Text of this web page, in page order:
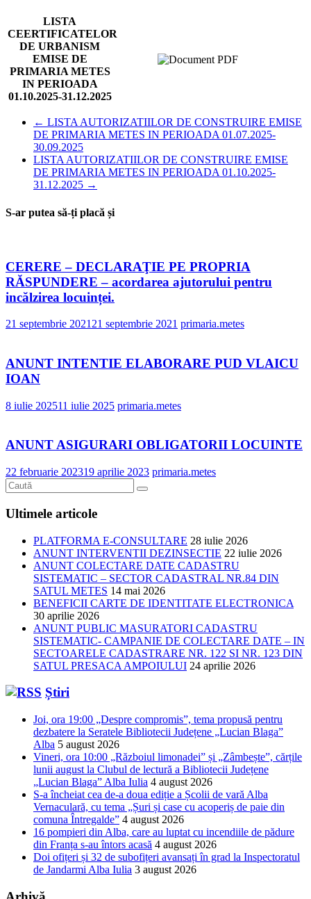
LISTA
CEERTIFICATELOR
DE URBANISM
EMISE DE
PRIMARIA METES
IN PERIOADA
01.10.2025-31.12.2025
← LISTA AUTORIZATIILOR DE CONSTRUIRE EMISE
DE PRIMARIA METES IN PERIOADA 01.07.2025-
30.09.2025
LISTA AUTORIZATIILOR DE CONSTRUIRE EMISE
DE PRIMARIA METES IN PERIOADA 01.10.2025-
31.12.2025 →
S-ar putea să-ți placă și
CERERE – DECLARAŢIE PE PROPRIA
RĂSPUNDERE – acordarea ajutorului pentru
incălzirea locuinței.
21 septembrie 2021 21 septembrie 2021 primaria.metes
ANUNT INTENTIE ELABORARE PUD VLAICU
IOAN
8 iulie 202511 iulie 2025 primaria.metes
ANUNT ASIGURARI OBLIGATORII LOCUINTE
22 februarie 202319 aprilie 2023 primaria.metes
Ultimele articole
PLATFORMA E-CONSULTARE 28 iulie 2026
ANUNT INTERVENTII DEZINSECTIE 22 iulie 2026
ANUNT COLECTARE DATE CADASTRU
SISTEMATIC – SECTOR CADASTRAL NR.84 DIN
SATUL METES 14 mai 2026
BENEFICII CARTE DE IDENTITATE ELECTRONICA
30 aprilie 2026
ANUNT PUBLIC MASURATORI CADASTRU
SISTEMATIC- CAMPANIE DE COLECTARE DATE – IN
SECTOARELE CADASTRARE NR. 122 SI NR. 123 DIN
SATUL PRESACA AMPOIULUI 24 aprilie 2026
Știri
Joi, ora 19:00 „Despre compromis”, tema propusă pentru
dezbatere la Seratele Bibliotecii Județene „Lucian Blaga”
Alba 5 august 2026
Vineri, ora 10:00 „Războiul limonadei” și „Zâmbește”, cărțile
lunii august la Clubul de lectură a Bibliotecii Județene
„Lucian Blaga” Alba Iulia 4 august 2026
S-a încheiat cea de-a doua ediție a Școlii de vară Alba
Vernaculară, cu tema „Șuri și case cu acoperiș de paie din
comuna Întregalde” 4 august 2026
16 pompieri din Alba, care au luptat cu incendiile de pădure
din Franța s-au întors acasă 4 august 2026
Doi ofițeri și 32 de subofițeri avansați în grad la Inspectoratul
de Jandarmi Alba Iulia 3 august 2026